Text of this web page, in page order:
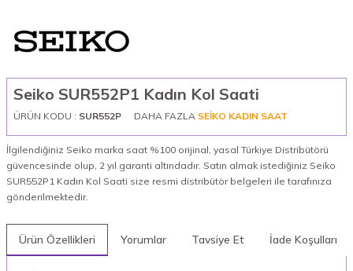
Seiko SUR552P1 Kadın Kol Saati
ÜRÜN KODU : SUR552P DAHA FAZLA SEIKO KADIN SAAT
İlgilendiğiniz Seiko marka saat %100 orijinal, yasal Türkiye Distribütörü
güvencesinde olup, 2 yıl garanti altındadır. Satın almak istediğiniz Seiko
SUR552P1 Kadın Kol Saati size resmi distribütör belgeleri ile tarafınıza
gönderilmektedir.
Ürün Özellikleri Yorumlar Tavsiye Et İade Koşulları